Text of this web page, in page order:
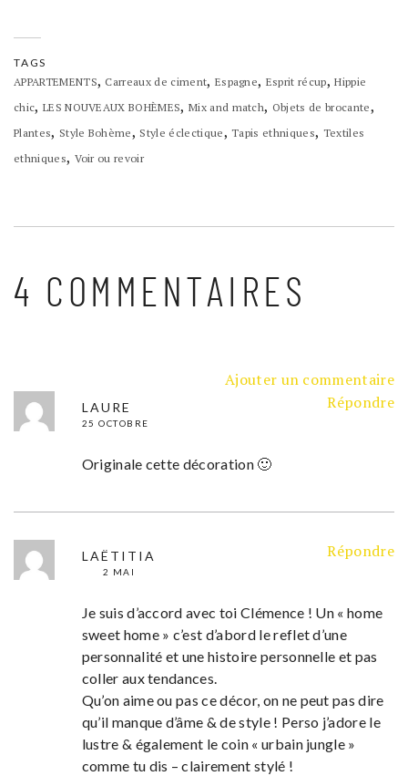
TAGS
APPARTEMENTS, Carreaux de ciment, Espagne, Esprit récup,Hippie
chic, LES NOUVEAUX BOHÈMES, Mix and match, Objets de brocante,
Plantes, Style Bohème, Style éclectique,Tapis ethniques, Textiles
ethniques, Voir ou revoir
4 COMMENTAIRES
Ajouter un commentaire
LAURE
25 OCTOBRE
Répondre
Originale cette décoration 🙂
LAËTITIA
2 MAI
Répondre
Je suis d’accord avec toi Clémence ! Un « home
sweet home » c’est d’abord le reflet d’une
personnalité et une histoire personnelle et pas
coller aux tendances.
Qu’on aime ou pas ce décor, on ne peut pas dire
qu’il manque d’âme & de style ! Perso j’adore le
lustre & également le coin « urbain jungle »
comme tu dis – clairement stylé !